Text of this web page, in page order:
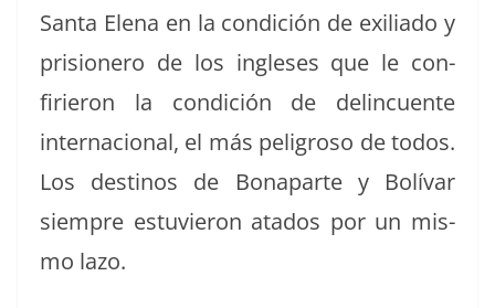
San­ta Ele­na en la condi­ción de exil­i­a­do y
pri­sionero de los ingle­ses que le con­
firieron la condi­ción de delin­cuente
inter­na­cional, el más peli­groso de todos.
Los des­ti­nos de Bona­parte y Bolí­var
siem­pre estu­vieron ata­dos por un mis­
mo lazo.